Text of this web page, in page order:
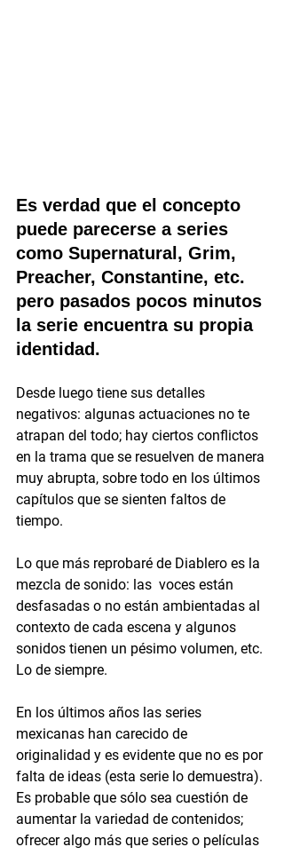
Es verdad que el concepto
puede parecerse a series
como Supernatural, Grim,
Preacher, Constantine, etc.
pero pasados pocos minutos
la serie encuentra su propia
identidad.
Desde luego tiene sus detalles
negativos: algunas actuaciones no te
atrapan del todo; hay ciertos conflictos
en la trama que se resuelven de manera
muy abrupta, sobre todo en los últimos
capítulos que se sienten faltos de
tiempo.
Lo que más reprobaré de Diablero es la
mezcla de sonido: las  voces están
desfasadas o no están ambientadas al
contexto de cada escena y algunos
sonidos tienen un pésimo volumen, etc.
Lo de siempre.
En los últimos años las series
mexicanas han carecido de
originalidad y es evidente que no es por
falta de ideas (esta serie lo demuestra).
Es probable que sólo sea cuestión de
aumentar la variedad de contenidos;
ofrecer algo más que series o películas